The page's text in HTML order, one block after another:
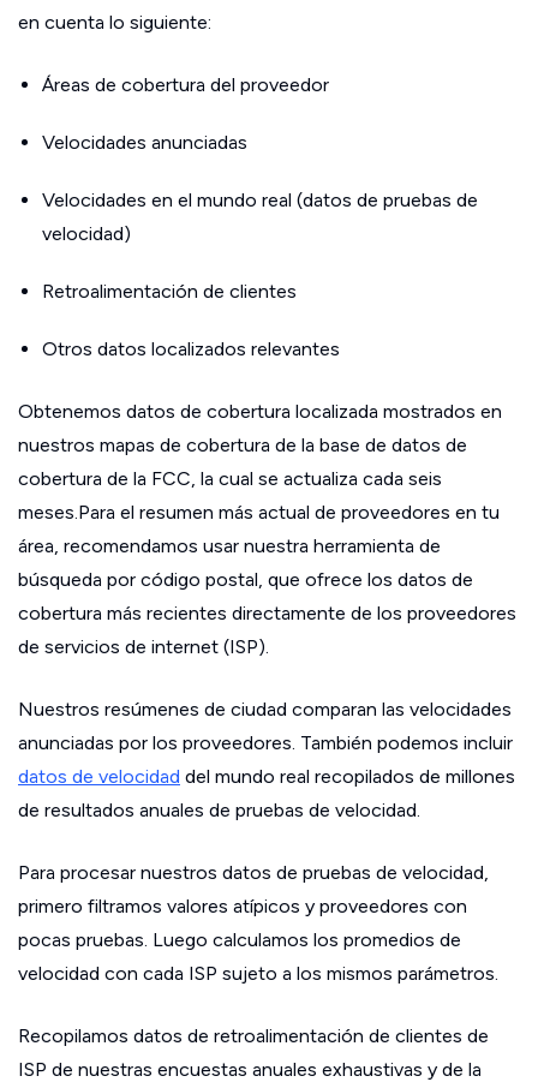
en cuenta lo siguiente:
Áreas de cobertura del proveedor
Velocidades anunciadas
Velocidades en el mundo real (datos de pruebas de
velocidad)
Retroalimentación de clientes
Otros datos localizados relevantes
Obtenemos datos de cobertura localizada mostrados en
nuestros mapas de cobertura de la base de datos de
cobertura de la FCC, la cual se actualiza cada seis
meses.Para el resumen más actual de proveedores en tu
área, recomendamos usar nuestra herramienta de
búsqueda por código postal, que ofrece los datos de
cobertura más recientes directamente de los proveedores
de servicios de internet (ISP).
Nuestros resúmenes de ciudad comparan las velocidades
anunciadas por los proveedores. También podemos incluir
datos de velocidad del mundo real recopilados de millones
de resultados anuales de pruebas de velocidad.
Para procesar nuestros datos de pruebas de velocidad,
primero filtramos valores atípicos y proveedores con
pocas pruebas. Luego calculamos los promedios de
velocidad con cada ISP sujeto a los mismos parámetros.
Recopilamos datos de retroalimentación de clientes de
ISP de nuestras encuestas anuales exhaustivas y de la